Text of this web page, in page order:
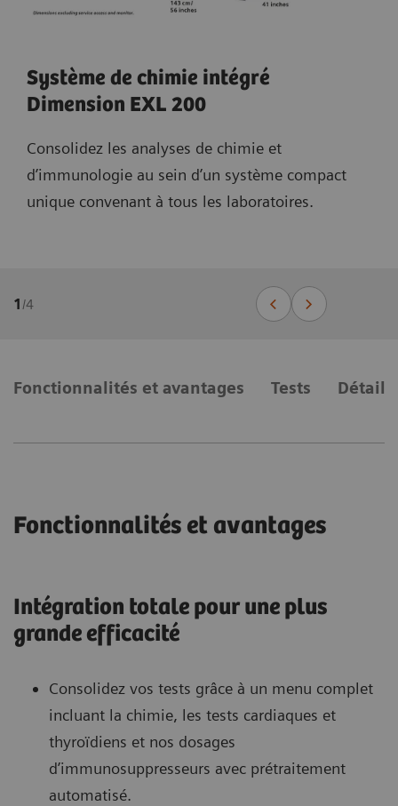
Système de chimie intégré
Dimension EXL 200
Consolidez les analyses de chimie et
d’immunologie au sein d’un système compact
unique convenant à tous les laboratoires.
1 /4
Fonctionnalités et avantages Tests Détails
Fonctionnalités et avantages
Intégration totale pour une plus
grande efficacité
Consolidez vos tests grâce à un menu complet
incluant la chimie, les tests cardiaques et
thyroïdiens et nos dosages
d’immunosuppresseurs avec prétraitement
automatisé.